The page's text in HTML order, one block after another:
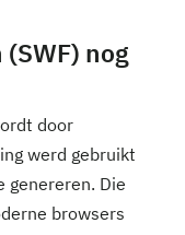
nog
door
werd gebruikt
genereren. Die
browsers